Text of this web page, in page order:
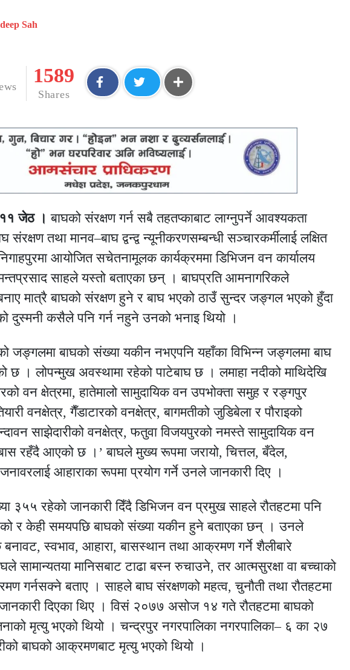
Sah
1589
Shares
११ जेठ । बाघको संरक्षण गर्न सबै तहतप्काबाट लाग्नुपर्ने आवश्यकता
तथा मानव–बाघ द्वन्द्व न्यूनीकरणसम्बन्धी सञ्चारकर्मीलाई लक्षित
आयोजित सचेतनामूलक कार्यक्रममा डिभिजन वन कार्यालय
साहले यस्तो बताएका छन् । बाघप्रति आमनागरिकले
मात्रै बाघको संरक्षण हुने र बाघ भएको ठाउँ सुन्दर जङ्गल भएको हुँदा
दुस्मनी कसैले पनि गर्न नहुने उनको भनाइ थियो ।
जङ्गलमा बाघको संख्या यकीन नभएपनि यहाँका विभिन्न जङ्गलमा बाघ
छ । लोपन्मुख अवस्थामा रहेको पाटेबाघ छ । लमाहा नदीको माथिदेखि
वन क्षेत्रमा, हातेमालो सामुदायिक वन उपभोक्ता समुह र रङ्गपुर
वनक्षेत्र, गैँडाटारको वनक्षेत्र, बागमतीको जुडिबेला र पौराइको
साझेदारीको वनक्षेत्र, फतुवा विजयपुरको नमस्ते सामुदायिक वन
रहँदै आएको छ ।’ बाघले मुख्य रूपमा जरायो, चित्तल, बँदेल,
आहाराका रूपमा प्रयोग गर्ने उनले जानकारी दिए ।
३५५ रहेको जानकारी दिँदै डिभिजन वन प्रमुख साहले रौतहटमा पनि
र केही समयपछि बाघको संख्या यकीन हुने बताएका छन् । उनले
बनावट, स्वभाव, आहारा, बासस्थान तथा आक्रमण गर्ने शैलीबारे
सामान्यतया मानिसबाट टाढा बस्न रुचाउने, तर आत्मसुरक्षा वा बच्चाको
गर्नसक्ने बताए । साहले बाघ संरक्षणको महत्व, चुनौती तथा रौतहटमा
दिएका थिए । विसं २०७७ असोज १४ गते रौतहटमा बाघको
मृत्यु भएको थियो । चन्द्रपुर नगरपालिका नगरपालिका– ६ का २७
बाघको आक्रमणबाट मृत्यु भएको थियो ।